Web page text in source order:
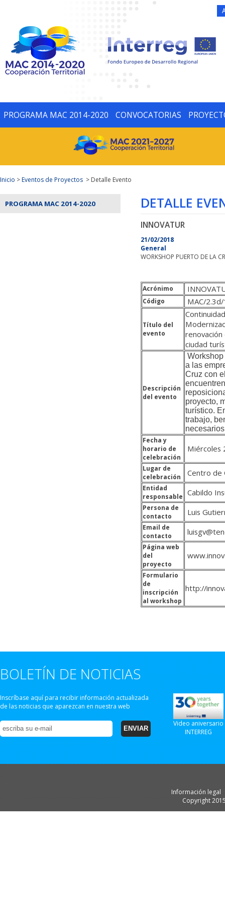
PROGRAMA MAC 2014-2020 CONVOCATORIAS
Inicio >Eventos de Proyectos > Detalle Evento
PROGRAMA MAC 2014-2020 DETALLE
INNOVATUR
21/02/2018
General
WORKSHOP PUERTO DE
Acrónimo
Código MAC/
Título del
evento
ciudad
Descripción
del evento
a las
Cruz con
proyecto,
turístico.
trabajo,
Fecha y
horario de
celebración
Miércoles
Lugar de
celebración
Centro de
Entidad
responsable Cabildo
Persona de
contacto
Luis
Email de
contacto
Página web
del
proyecto
Formulario
de
inscripción
al workshop
http://
BOLETÍN DE NOTICIAS
Inscríbase aquí para recibir información actualizada
de las noticias que aparezcan en nuestra web
Video aniversario
INTERREG
Información legal
Copyright